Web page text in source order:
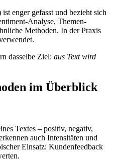
enger gefasst und bezieht sich
Analyse, Themen-
Methoden. In der Praxis
dasselbe Ziel: aus Text wird
im Überblick
Textes – positiv, negativ,
auch Intensitäten und
Einsatz: Kundenfeedback